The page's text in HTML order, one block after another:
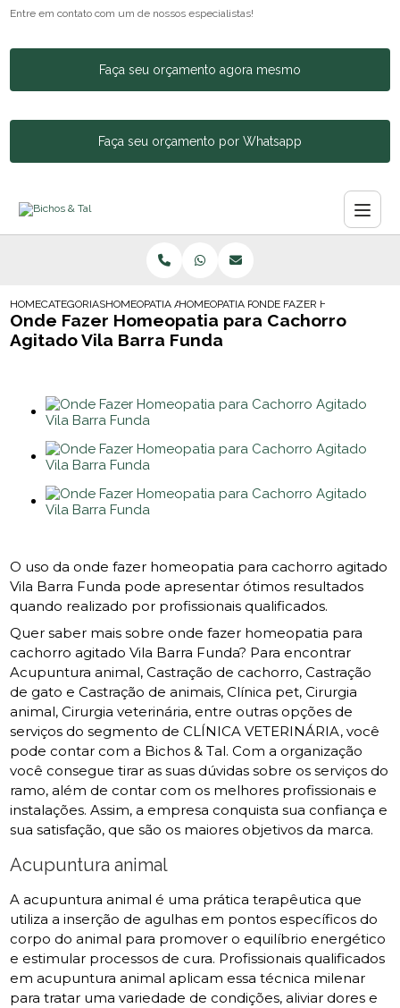
Entre em contato com um de nossos especialistas!
Faça seu orçamento agora mesmo
Faça seu orçamento por Whatsapp
HOMECATEGORIASHOMEOPATIA ANIMALHOMEOPATIA PARA CACHORRO AGITADO
ONDE FAZER HOMEOPATIA
Onde Fazer Homeopatia para Cachorro
Agitado Vila Barra Funda
O uso da onde fazer homeopatia para cachorro agitado
Vila Barra Funda pode apresentar ótimos resultados
quando realizado por profissionais qualificados.
Quer saber mais sobre onde fazer homeopatia para
cachorro agitado Vila Barra Funda? Para encontrar
Acupuntura animal, Castração de cachorro, Castração
de gato e Castração de animais, Clínica pet, Cirurgia
animal, Cirurgia veterinária, entre outras opções de
serviços do segmento de CLÍNICA VETERINÁRIA, você
pode contar com a Bichos & Tal. Com a organização
você consegue tirar as suas dúvidas sobre os serviços do
ramo, além de contar com os melhores profissionais e
instalações. Assim, a empresa conquista sua confiança e
sua satisfação, que são os maiores objetivos da marca.
Acupuntura animal
A acupuntura animal é uma prática terapêutica que
utiliza a inserção de agulhas em pontos específicos do
corpo do animal para promover o equilíbrio energético
e estimular processos de cura. Profissionais qualificados
em acupuntura animal aplicam essa técnica milenar
para tratar uma variedade de condições, aliviar dores e